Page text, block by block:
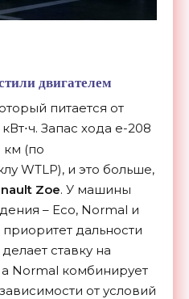
двигателем
питается от
⋅ч. Запас хода e-208
км (по
WTLP), и это больше,
Zoe. У машины
– Eco, Normal и
дальности
ставку на
Normal комбинирует
от условий